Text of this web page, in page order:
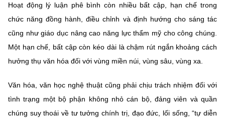
Hoạt động lý luận phê bình còn nhiều bất cập, hạn chế trong
chức năng đồng hành, điều chỉnh và định hướng cho sáng tác
cũng như giáo dục nâng cao năng lực thẩm mỹ cho công chúng.
Một hạn chế, bất cập còn kéo dài là chậm rút ngắn khoảng cách
hưởng thụ văn hóa đối với vùng miền núi, vùng sâu, vùng xa.
Văn hóa, văn học nghệ thuật cũng phải chịu trách nhiệm đối với
tình trạng một bộ phận không nhỏ cán bộ, đảng viên và quần
chúng suy thoái về tư tưởng chính trị, đạo đức, lối sống, “tự diễn